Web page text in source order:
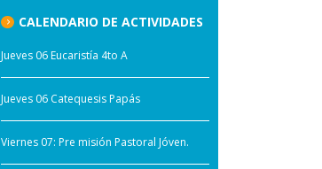
CALENDARIO DE ACTIVIDADES
Jueves 06 Eucaristía 4to A
Jueves 06 Catequesis Papás
Viernes 07: Pre misión Pastoral Jóven.